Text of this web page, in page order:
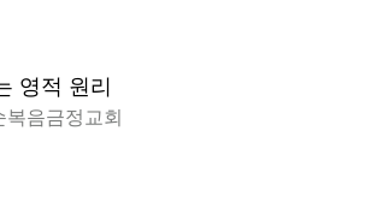
영적 원리
복음금정교회